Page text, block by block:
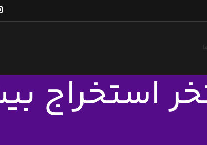
استخراج